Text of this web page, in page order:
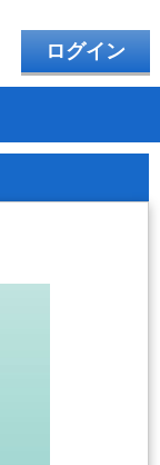
ログイン